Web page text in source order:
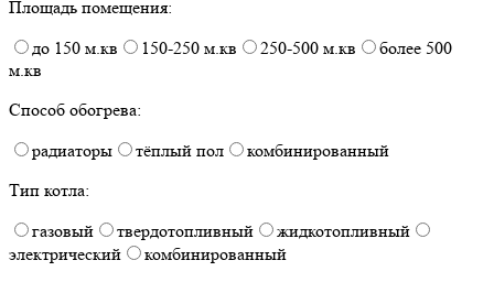
Площадь помещения:
до 150 м.кв
150-250 м.кв 250-500 м.кв
более 500
м.кв
Способ обогрева:
радиаторы
тёплый пол
комбинированный
Тип котла:
газовый
твердотопливный
жидкотопливный
электрический
комбинированный